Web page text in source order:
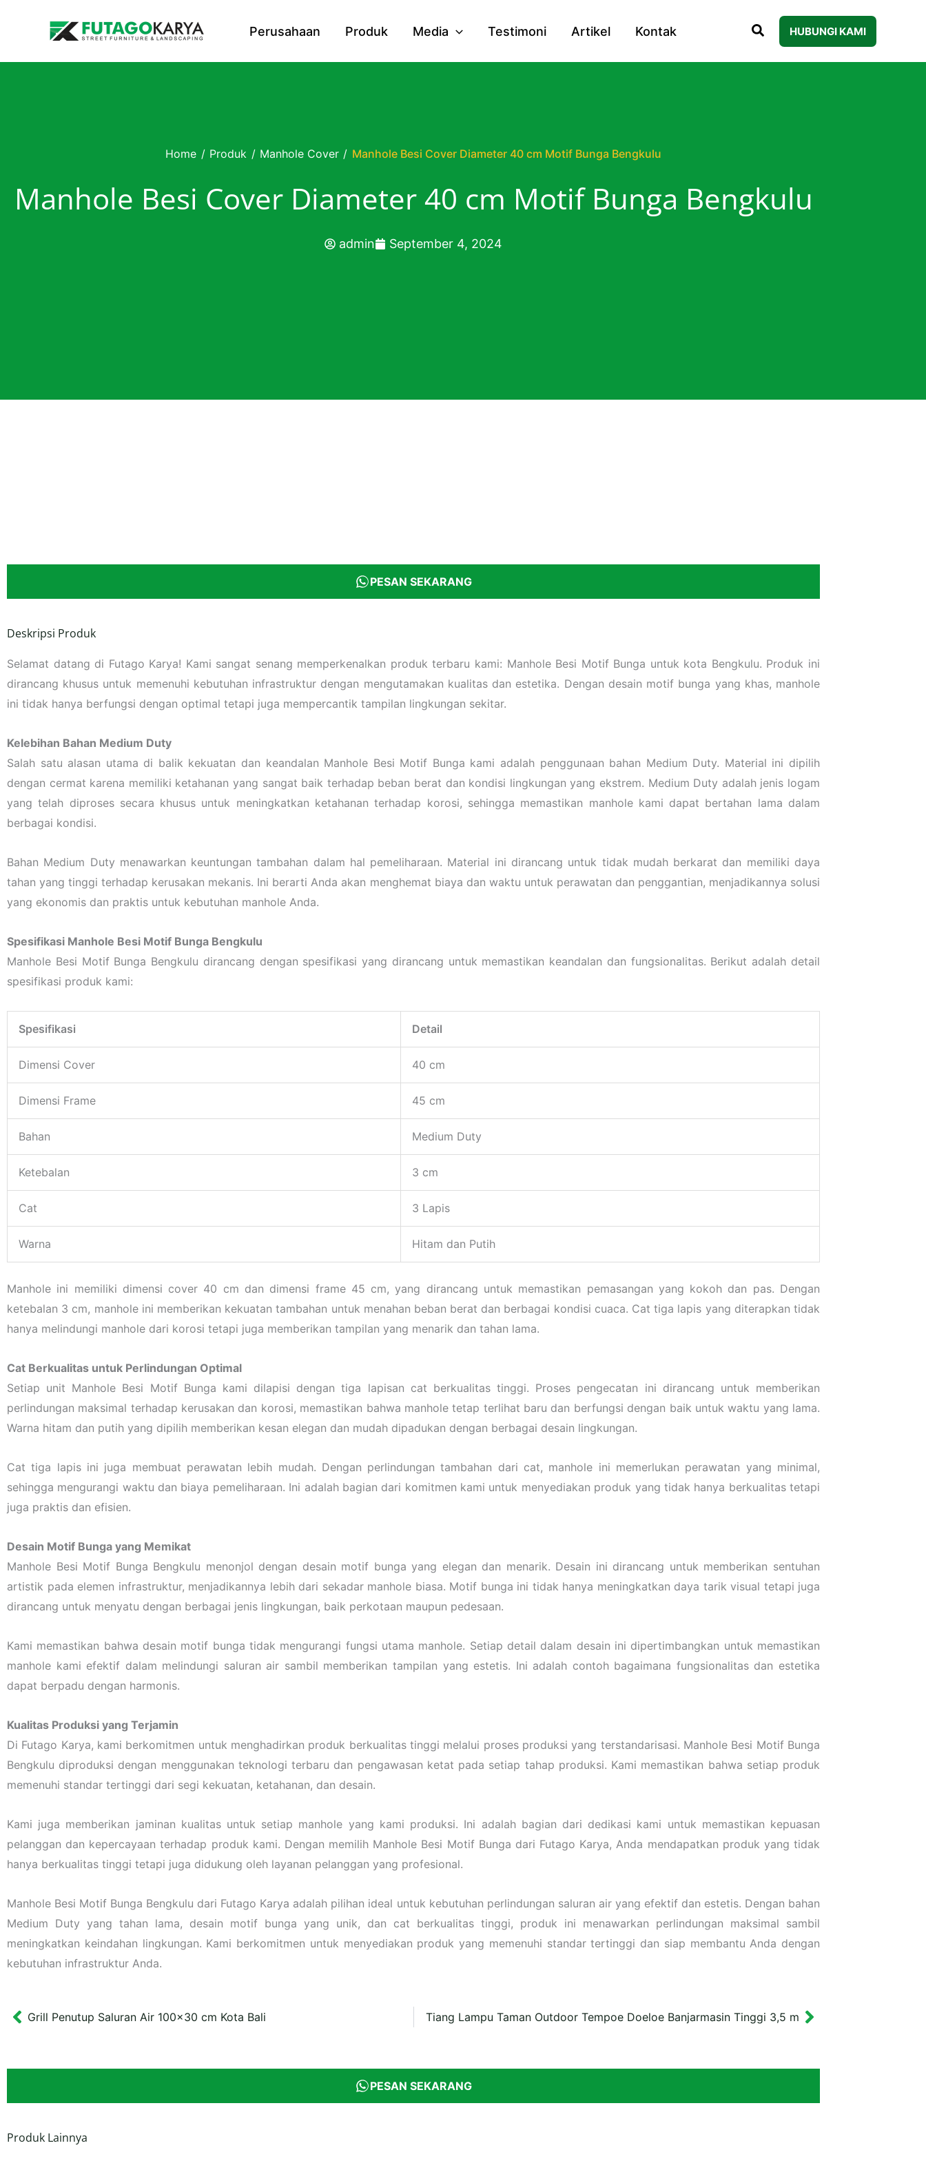
Perusahaan Produk Media Testimoni Artikel Kontak HUBUNGI KAMI
Home / Produk / Manhole Cover / Manhole Besi Cover Diameter 40 cm Motif Bunga Bengkulu
Manhole Besi Cover Diameter 40 cm Motif Bunga Bengkulu
admin September 4, 2024
PESAN SEKARANG
Deskripsi Produk
Selamat datang di Futago Karya! Kami sangat senang memperkenalkan produk terbaru kami: Manhole Besi Motif Bunga untuk kota Bengkulu. Produk ini
dirancang khusus untuk memenuhi kebutuhan infrastruktur dengan mengutamakan kualitas dan estetika. Dengan desain motif bunga yang khas, manhole
ini tidak hanya berfungsi dengan optimal tetapi juga mempercantik tampilan lingkungan sekitar.
Kelebihan Bahan Medium Duty
Salah satu alasan utama di balik kekuatan dan keandalan Manhole Besi Motif Bunga kami adalah penggunaan bahan Medium Duty. Material ini dipilih
dengan cermat karena memiliki ketahanan yang sangat baik terhadap beban berat dan kondisi lingkungan yang ekstrem. Medium Duty adalah jenis logam
yang telah diproses secara khusus untuk meningkatkan ketahanan terhadap korosi, sehingga memastikan manhole kami dapat bertahan lama dalam
berbagai kondisi.
Bahan Medium Duty menawarkan keuntungan tambahan dalam hal pemeliharaan. Material ini dirancang untuk tidak mudah berkarat dan memiliki daya
tahan yang tinggi terhadap kerusakan mekanis. Ini berarti Anda akan menghemat biaya dan waktu untuk perawatan dan penggantian, menjadikannya solusi
yang ekonomis dan praktis untuk kebutuhan manhole Anda.
Spesifikasi Manhole Besi Motif Bunga Bengkulu
Manhole Besi Motif Bunga Bengkulu dirancang dengan spesifikasi yang dirancang untuk memastikan keandalan dan fungsionalitas. Berikut adalah detail
spesifikasi produk kami:
Spesifikasi Detail
Dimensi Cover 40 cm
Dimensi Frame 45 cm
Bahan Medium Duty
Ketebalan 3 cm
Cat 3 Lapis
Warna Hitam dan Putih
Manhole ini memiliki dimensi cover 40 cm dan dimensi frame 45 cm, yang dirancang untuk memastikan pemasangan yang kokoh dan pas. Dengan
ketebalan 3 cm, manhole ini memberikan kekuatan tambahan untuk menahan beban berat dan berbagai kondisi cuaca. Cat tiga lapis yang diterapkan tidak
hanya melindungi manhole dari korosi tetapi juga memberikan tampilan yang menarik dan tahan lama.
Cat Berkualitas untuk Perlindungan Optimal
Setiap unit Manhole Besi Motif Bunga kami dilapisi dengan tiga lapisan cat berkualitas tinggi. Proses pengecatan ini dirancang untuk memberikan
perlindungan maksimal terhadap kerusakan dan korosi, memastikan bahwa manhole tetap terlihat baru dan berfungsi dengan baik untuk waktu yang lama.
Warna hitam dan putih yang dipilih memberikan kesan elegan dan mudah dipadukan dengan berbagai desain lingkungan.
Cat tiga lapis ini juga membuat perawatan lebih mudah. Dengan perlindungan tambahan dari cat, manhole ini memerlukan perawatan yang minimal,
sehingga mengurangi waktu dan biaya pemeliharaan. Ini adalah bagian dari komitmen kami untuk menyediakan produk yang tidak hanya berkualitas tetapi
juga praktis dan efisien.
Desain Motif Bunga yang Memikat
Manhole Besi Motif Bunga Bengkulu menonjol dengan desain motif bunga yang elegan dan menarik. Desain ini dirancang untuk memberikan sentuhan
artistik pada elemen infrastruktur, menjadikannya lebih dari sekadar manhole biasa. Motif bunga ini tidak hanya meningkatkan daya tarik visual tetapi juga
dirancang untuk menyatu dengan berbagai jenis lingkungan, baik perkotaan maupun pedesaan.
Kami memastikan bahwa desain motif bunga tidak mengurangi fungsi utama manhole. Setiap detail dalam desain ini dipertimbangkan untuk memastikan
manhole kami efektif dalam melindungi saluran air sambil memberikan tampilan yang estetis. Ini adalah contoh bagaimana fungsionalitas dan estetika
dapat berpadu dengan harmonis.
Kualitas Produksi yang Terjamin
Di Futago Karya, kami berkomitmen untuk menghadirkan produk berkualitas tinggi melalui proses produksi yang terstandarisasi. Manhole Besi Motif Bunga
Bengkulu diproduksi dengan menggunakan teknologi terbaru dan pengawasan ketat pada setiap tahap produksi. Kami memastikan bahwa setiap produk
memenuhi standar tertinggi dari segi kekuatan, ketahanan, dan desain.
Kami juga memberikan jaminan kualitas untuk setiap manhole yang kami produksi. Ini adalah bagian dari dedikasi kami untuk memastikan kepuasan
pelanggan dan kepercayaan terhadap produk kami. Dengan memilih Manhole Besi Motif Bunga dari Futago Karya, Anda mendapatkan produk yang tidak
hanya berkualitas tinggi tetapi juga didukung oleh layanan pelanggan yang profesional.
Manhole Besi Motif Bunga Bengkulu dari Futago Karya adalah pilihan ideal untuk kebutuhan perlindungan saluran air yang efektif dan estetis. Dengan bahan
Medium Duty yang tahan lama, desain motif bunga yang unik, dan cat berkualitas tinggi, produk ini menawarkan perlindungan maksimal sambil
meningkatkan keindahan lingkungan. Kami berkomitmen untuk menyediakan produk yang memenuhi standar tertinggi dan siap membantu Anda dengan
kebutuhan infrastruktur Anda.
Prev
Grill Penutup Saluran Air 100×30 cm Kota Bali Tiang Lampu Taman Outdoor Tempoe Doeloe Banjarmasin Tinggi 3,5 m Next
PESAN SEKARANG
Produk Lainnya